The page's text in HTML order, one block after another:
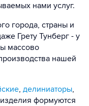
нами услуг.
города, страны и
Грету Тунберг - у
массово
нашей
, делиниаторы,
формуются